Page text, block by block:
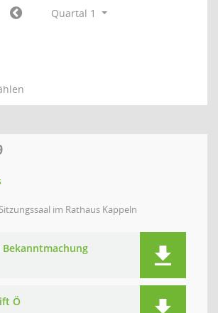
Quartal 1
im Rathaus Kappeln
Ö